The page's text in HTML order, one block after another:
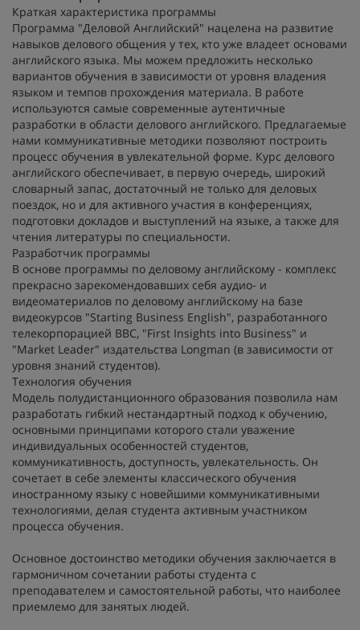
Краткая характеристика программы
Программа "Деловой Английский" нацелена на развитие
навыков делового общения у тех, кто уже владеет основами
английского языка. Мы можем предложить несколько
вариантов обучения в зависимости от уровня владения
языком и темпов прохождения материала. В работе
используются самые современные аутентичные
разработки в области делового английского. Предлагаемые
нами коммуникативные методики позволяют построить
процесс обучения в увлекательной форме. Курс делового
английского обеспечивает, в первую очередь, широкий
словарный запас, достаточный не только для деловых
поездок, но и для активного участия в конференциях,
подготовки докладов и выступлений на языке, а также для
чтения литературы по специальности.
Разработчик программы
В основе программы по деловому английскому - комплекс
прекрасно зарекомендовавших себя аудио- и
видеоматериалов по деловому английскому на базе
видеокурсов "Starting Business English", разработанного
телекорпорацией BBC, "First Insights into Business" и
"Market Leader" издательства Longman (в зависимости от
уровня знаний студентов).
Технология обучения
Модель полудистанционного образования позволила нам
разработать гибкий нестандартный подход к обучению,
основными принципами которого стали уважение
индивидуальных особенностей студентов,
коммуникативность, доступность, увлекательность. Он
сочетает в себе элементы классического обучения
иностранному языку с новейшими коммуникативными
технологиями, делая студента активным участником
процесса обучения.
Основное достоинство методики обучения заключается в
гармоничном сочетании работы студента с
преподавателем и самостоятельной работы, что наиболее
приемлемо для занятых людей.